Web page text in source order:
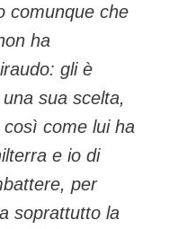
comunque che
ha
gli è
sua scelta,
come lui ha
e io di
per
soprattutto la